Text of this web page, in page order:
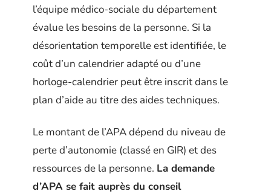
l’équipe médico-sociale du département
évalue les besoins de la personne. Si la
désorientation temporelle est identifiée, le
coût d’un calendrier adapté ou d’une
horloge-calendrier peut être inscrit dans le
plan d’aide au titre des aides techniques.
Le montant de l’APA dépend du niveau de
perte d’autonomie (classé en GIR) et des
ressources de la personne. La demande
d’APA se fait auprès du conseil